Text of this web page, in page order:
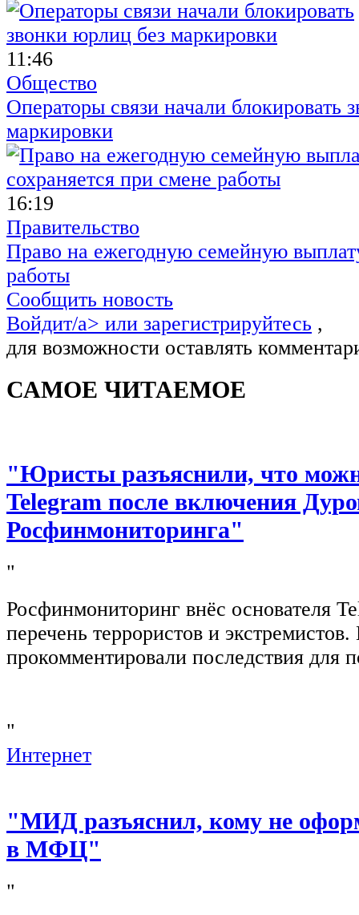
11:46
Общество
Операторы связи начали блокировать
маркировки
16:19
Правительство
Право на ежегодную семейную
работы
Сообщить новость
Войдит/a> или зарегистрируйтесь ,
для возможности оставлять
САМОЕ ЧИТАЕМОЕ
"Юристы разъяснили, что
Telegram после включения
Росфинмониторинга"
"
Росфинмониторинг внёс основателя
перечень террористов и
прокомментировали последствия для
"
Интернет
"МИД разъяснил, кому не
в МФЦ"
"